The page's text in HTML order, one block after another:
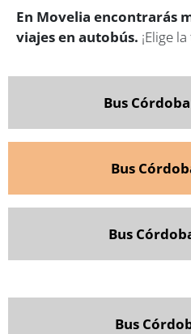
En Movelia encontrarás
viajes en autobús. ¡Elige
Bus
Bus
Bus
Bus